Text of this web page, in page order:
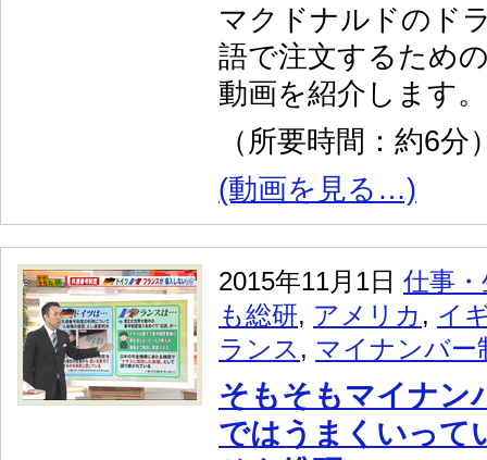
マクドナルドのド
語で注文するため
動画を紹介します。
（所要時間：約6分
(動画を見る…)
2015年11月1日 仕事
も総研, アメリカ , イ
ランス , マイナンバー
そもそもマイナン
ではうまくいって